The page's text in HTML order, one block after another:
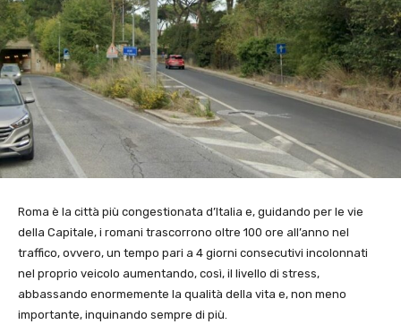
Roma è la città più congestionata d’Italia e, guidando per le vie
della Capitale, i romani trascorrono oltre 100 ore all’anno nel
traffico, ovvero, un tempo pari a 4 giorni consecutivi incolonnati
nel proprio veicolo aumentando, così, il livello di stress,
abbassando enormemente la qualità della vita e, non meno
importante, inquinando sempre di più.